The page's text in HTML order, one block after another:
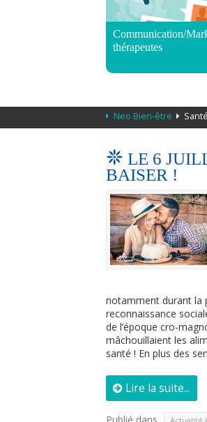
Communication/
thérapeutes
Neo Bien-être
LE 6
BAISER !
notamment durant la
reconnaissance
de l’époque cro-
mâchouillaient les
santé ! En plus des
Lire la suite...
Publié dans